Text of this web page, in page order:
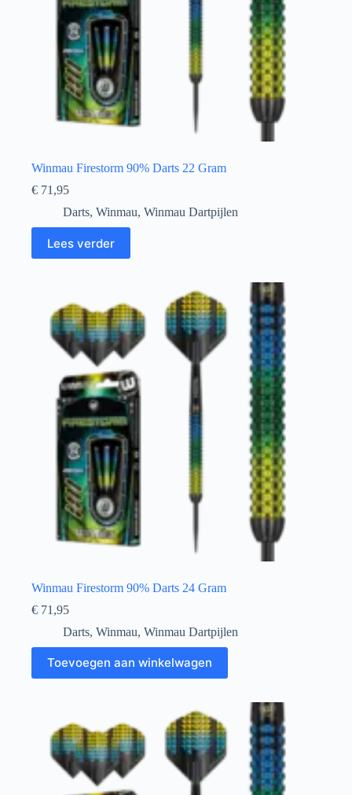
Winmau Firestorm 90% Darts 22 Gram
€ 71,95
Darts, Winmau, Winmau Dartpijlen
Lees verder
Winmau Firestorm 90% Darts 24 Gram
€ 71,95
Darts, Winmau, Winmau Dartpijlen
Toevoegen aan winkelwagen